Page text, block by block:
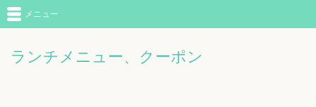
ランチメニュー、クーポン
メニュー